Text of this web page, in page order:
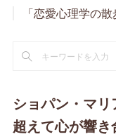
「恋愛心理学の
ショパン・マ
超えて心が響